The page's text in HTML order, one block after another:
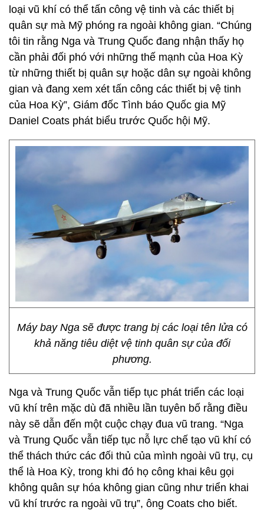
loại vũ khí có thể tấn công vệ tinh và các thiết bị
quân sự mà Mỹ phóng ra ngoài không gian. “Chúng
tôi tin rằng Nga và Trung Quốc đang nhận thấy họ
cần phải đối phó với những thế mạnh của Hoa Kỳ
từ những thiết bị quân sự hoặc dân sự ngoài không
gian và đang xem xét tấn công các thiết bị vệ tinh
của Hoa Kỳ”, Giám đốc Tình báo Quốc gia Mỹ
Daniel Coats phát biểu trước Quốc hội Mỹ.
Máy bay Nga sẽ được trang bị các loại tên lửa có
khả năng tiêu diệt vệ tinh quân sự của đối
phương.
Nga và Trung Quốc vẫn tiếp tục phát triển các loại
vũ khí trên mặc dù đã nhiều lần tuyên bố rằng điều
này sẽ dẫn đến một cuộc chạy đua vũ trang. “Nga
và Trung Quốc vẫn tiếp tục nỗ lực chế tạo vũ khí có
thể thách thức các đối thủ của mình ngoài vũ trụ, cụ
thể là Hoa Kỳ, trong khi đó họ công khai kêu gọi
không quân sự hóa không gian cũng như triển khai
vũ khí trước ra ngoài vũ trụ”, ông Coats cho biết.